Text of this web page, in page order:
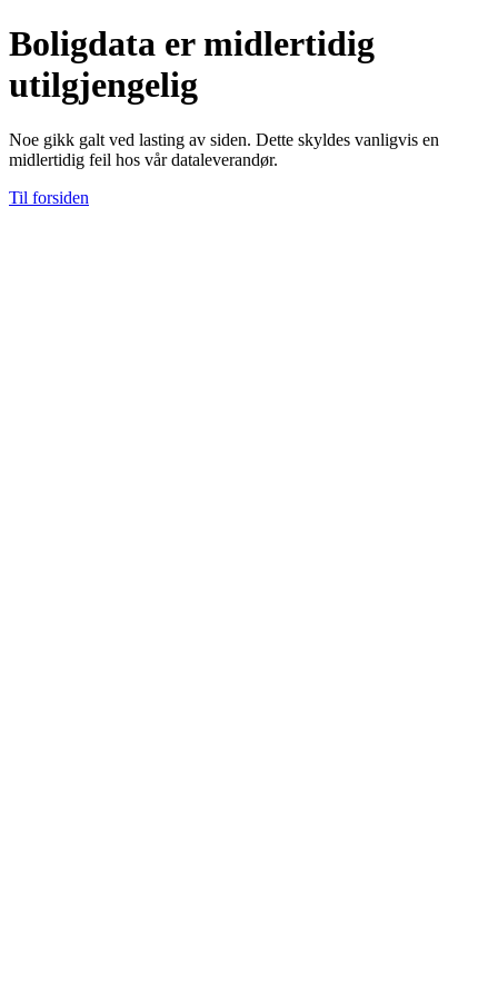
Boligdata er midlertidig
utilgjengelig
Noe gikk galt ved lasting av siden. Dette skyldes vanligvis en
midlertidig feil hos vår dataleverandør.
Til forsiden